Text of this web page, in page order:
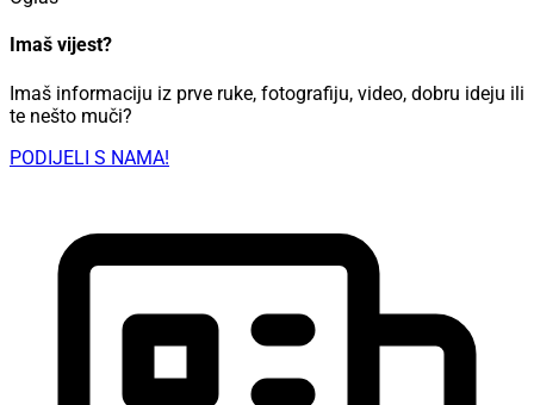
Imaš vijest?
Imaš informaciju iz prve ruke, fotografiju, video, dobru ideju ili
te nešto muči?
PODIJELI S NAMA!